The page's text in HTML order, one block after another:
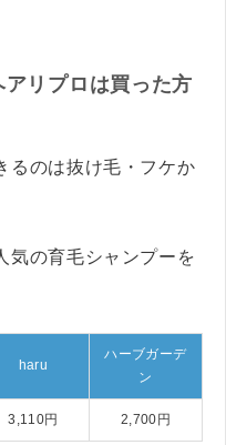
リプロは買った方
るのは抜け毛・フケか
気の育毛シャンプーを
haru
ハーブガーデ
ン
3,110円 2,700円